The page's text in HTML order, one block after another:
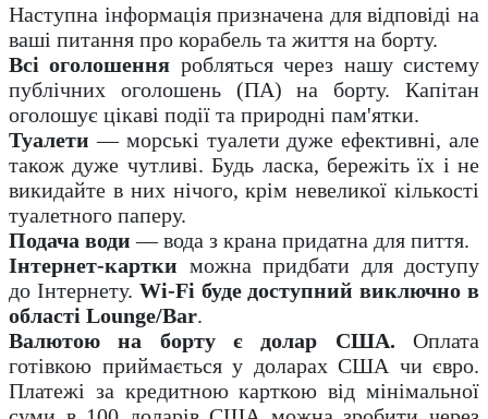
Наступна інформація призначена для відповіді на
ваші питання про корабель та життя на борту.
Всі оголошення робляться через нашу систему
публічних оголошень (ПА) на борту. Капітан
оголошує цікаві події та природні пам'ятки.
Туалети— морські туалети дуже ефективні, але
також дуже чутливі. Будь ласка, бережіть їх і не
викидайте в них нічого, крім невеликої кількості
туалетного паперу.
Подача води — вода з крана придатна для пиття.
Інтернет-картки можна придбати для доступу
до Інтернету. Wi-Fi буде доступний виключно в
області Lounge/Bar.
Валютою на борту є долар США. Оплата
готівкою приймається у доларах США чи євро.
Платежі за кредитною карткою від мінімальної